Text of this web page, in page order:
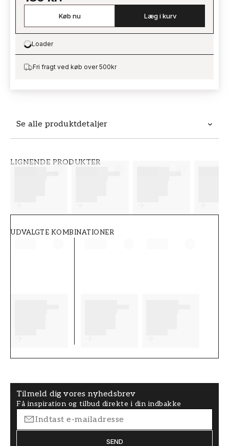
Se alle produktdetaljer
LIGNENDE PRODUKTER
UDVALGTE KOMBINATIONER
Køb nu Læg i kurv
Loading…
Loader
Fri fragt ved køb over 500kr
Tilmeld dig vores nyhedsbrev
Få inspiration og tilbud direkte i din indbakke
SEND